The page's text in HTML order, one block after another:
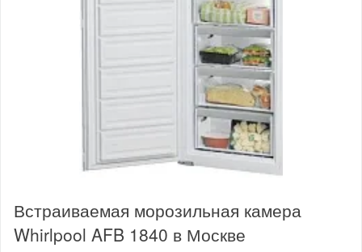
Встраиваемая морозильная камера
Whirlpool AFB 1840 в Москве